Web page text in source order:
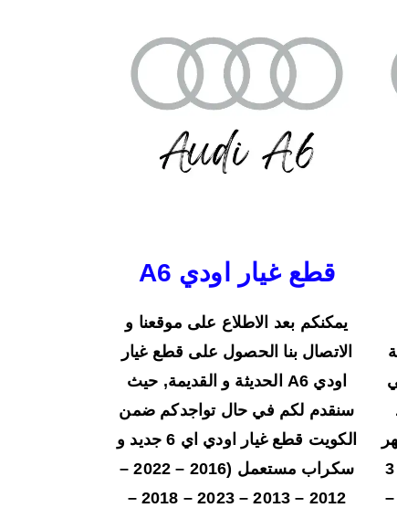
الفنيين لدينا, قطع غيار اودي اي 3
(2002 – 2016 –
قطع غيار اودي A6
يمكنكم بعد الاطلاع على موقعنا و
الاتصال بنا الحصول على قطع غيار
اودي A6 الحديثة و القديمة, حيث
سنقدم لكم في حال تواجدكم ضمن
الكويت قطع غيار اودي اي 6 جديد و
سكراب مستعمل (2016 – 2022 –
2012 – 2013 – 2023 – 2018 –